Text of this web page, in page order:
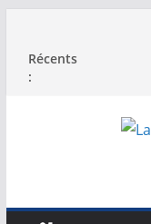
contenu
Récents
: